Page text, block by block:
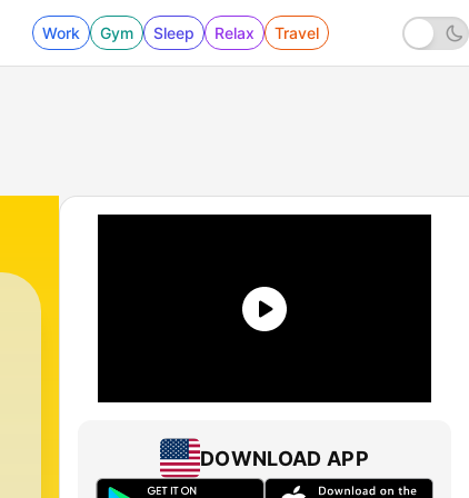
Work Gym Sleep Relax Travel
DOWNLOAD APP